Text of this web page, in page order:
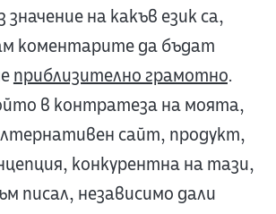
на какъв език са,
коментарите да бъдат
приблизително грамотно.
в контратеза на моята,
сайт, продукт,
конкурентна на тази,
писал, независимо дали